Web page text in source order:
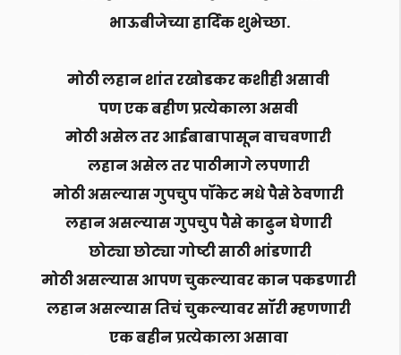
भाऊबीजेच्या हार्दिक शुभेच्छा.
मोठी लहान शांत रखोडकर कशीही असावी
पण एक बहीण प्रत्येकाला असवी
मोठी असेल तर आईबाबापासून वाचवणारी
लहान असेल तर पाठीमागे लपणारी
मोठी असल्यास गुपचुप पॉकेट मधे पैसे ठेवणारी
लहान असल्यास गुपचुप पैसे काढुन घेणारी
छोट्या छोट्या गोष्टी साठी भांडणारी
मोठी असल्यास आपण चुकल्यावर कान पकडणारी
लहान असल्यास तिचं चुकल्यावर सॉरी म्हणणारी
एक बहीन प्रत्येकाला असावा